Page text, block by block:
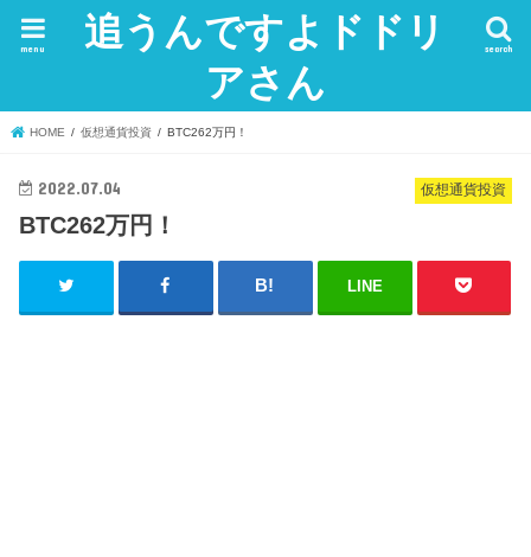
追うんですよドドリ
アさん
search
menu
HOME 仮想通貨投資 BTC262万円！
仮想通貨投資
2022.07.04
BTC262万円！
LINE